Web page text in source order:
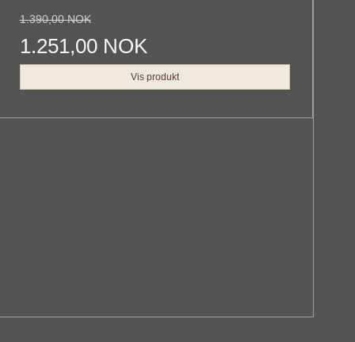
1.390,00 NOK
1.251,00 NOK
Vis produkt